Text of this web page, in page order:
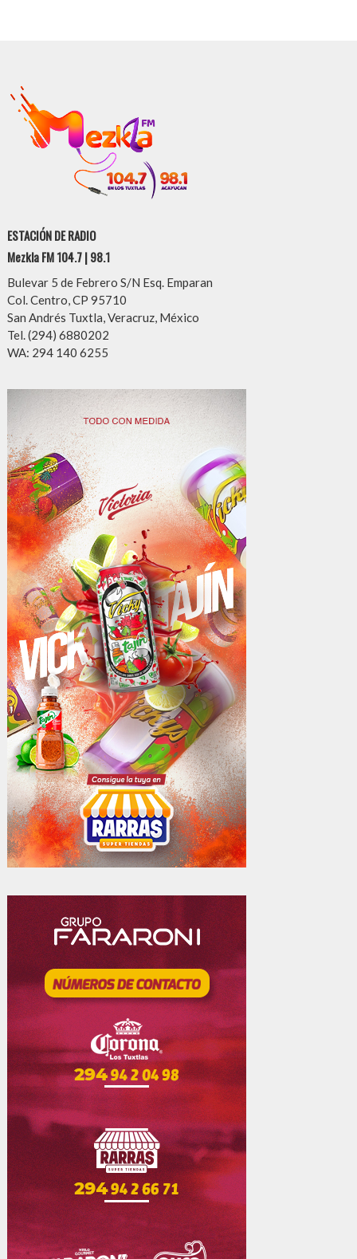
ESTACIÓN DE RADIO
Mezkla FM 104.7 | 98.1
Bulevar 5 de Febrero S/N Esq. Emparan
Col. Centro, CP 95710
San Andrés Tuxtla, Veracruz, México
Tel. (294) 6880202
WA: 294 140 6255